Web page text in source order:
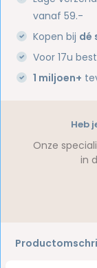
vanaf 59.-
Kopen bij dé
Voor 17u
1 miljoen+
Heb
Onze
in